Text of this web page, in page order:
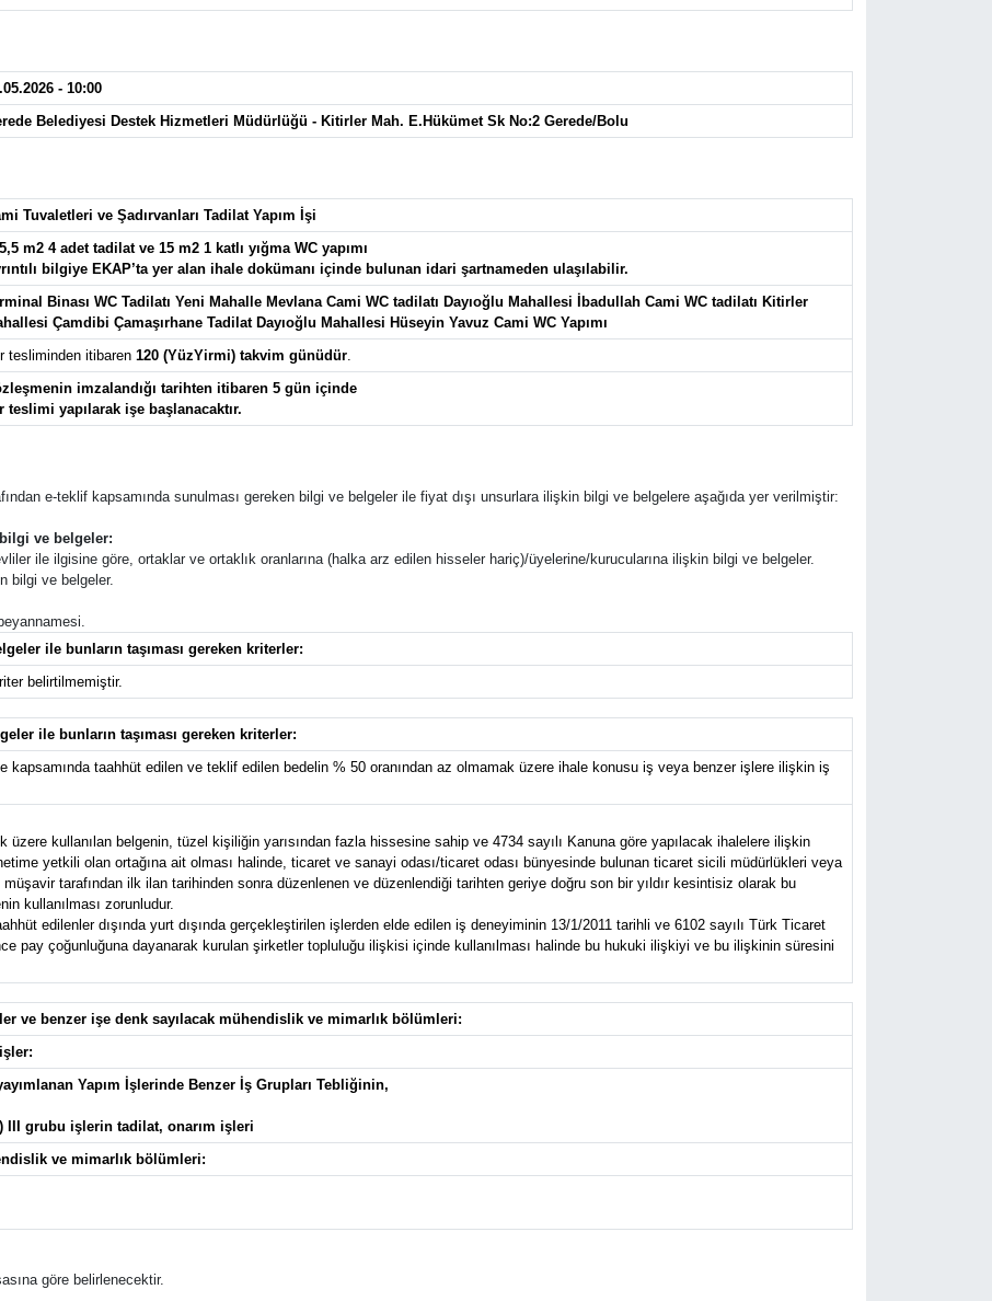
- 10:00
Belediyesi Destek Hizmetleri Müdürlüğü - Kitirler Mah. E.Hükümet Sk No:2 Gerede/Bolu
Tuvaletleri ve Şadırvanları Tadilat Yapım İşi
m2 4 adet tadilat ve 15 m2 1 katlı yığma WC yapımı
bilgiye EKAP’ta yer alan ihale dokümanı içinde bulunan idari şartnameden ulaşılabilir.
Binası WC Tadilatı Yeni Mahalle Mevlana Cami WC tadilatı Dayıoğlu Mahallesi İbadullah Cami WC tadilatı Kitirler
Çamdibi Çamaşırhane Tadilat Dayıoğlu Mahallesi Hüseyin Yavuz Cami WC Yapımı
tesliminden itibaren 120 (YüzYirmi) takvim günüdür.
imzalandığı tarihten itibaren 5 gün içinde
teslimi yapılarak işe başlanacaktır.
e-teklif kapsamında sunulması gereken bilgi ve belgeler ile fiyat dışı unsurlara ilişkin bilgi ve belgelere aşağıda yer verilmiştir:
ve belgeler:
ile ilgisine göre, ortaklar ve ortaklık oranlarına (halka arz edilen hisseler hariç)/üyelerine/kurucularına ilişkin bilgi ve belgeler.
bilgi ve belgeler.
ile bunların taşıması gereken kriterler:
belirtilmemiştir.
ile bunların taşıması gereken kriterler:
kapsamında taahhüt edilen ve teklif edilen bedelin % 50 oranından az olmamak üzere ihale konusu iş veya benzer işlere ilişkin iş
kullanılan belgenin, tüzel kişiliğin yarısından fazla hissesine sahip ve 4734 sayılı Kanuna göre yapılacak ihalelere ilişkin
yetkili olan ortağına ait olması halinde, ticaret ve sanayi odası/ticaret odası bünyesinde bulunan ticaret sicili müdürlükleri veya
tarafından ilk ilan tarihinden sonra düzenlenen ve düzenlendiği tarihten geriye doğru son bir yıldır kesintisiz olarak bu
kullanılması zorunludur.
edilenler dışında yurt dışında gerçekleştirilen işlerden elde edilen iş deneyiminin 13/1/2011 tarihli ve 6102 sayılı Türk Ticaret
pay çoğunluğuna dayanarak kurulan şirketler topluluğu ilişkisi içinde kullanılması halinde bu hukuki ilişkiyi ve bu ilişkinin süresini
ve benzer işe denk sayılacak mühendislik ve mimarlık bölümleri:
Yapım İşlerinde Benzer İş Grupları Tebliğinin,
III grubu işlerin tadilat, onarım işleri
ve mimarlık bölümleri:
göre belirlenecektir.